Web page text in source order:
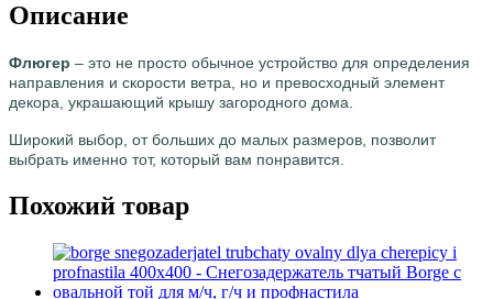
Описание
Флюгер – это не просто обычное устройство для определения
направления и скорости ветра, но и превосходный элемент
декора, украшающий крышу загородного дома.
Широкий выбор, от больших до малых размеров, позволит
выбрать именно тот, который вам понравится.
Похожий товар